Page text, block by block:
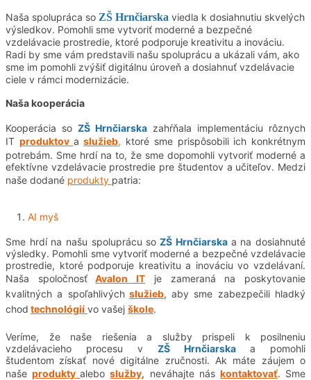
Naša spolupráca so ZŠ Hrnčiarska viedla k dosiahnutiu skvelých
výsledkov. Pomohli sme vytvoriť moderné a bezpečné
vzdelávacie prostredie, ktoré podporuje kreativitu a inováciu.
Radi by sme vám predstavili našu spoluprácu a ukázali vám, ako
sme im pomohli zvýšiť digitálnu úroveň a dosiahnuť vzdelávacie
ciele v rámci modernizácie.
Naša kooperácia
Kooperácia so ZŠ Hrnčiarska zahŕňala implementáciu rôznych
IT produktov aslužieb, ktoré sme prispôsobili ich konkrétnym
potrebám. Sme hrdí na to, že sme dopomohli vytvoriť moderné a
efektívne vzdelávacie prostredie pre študentov a učiteľov. Medzi
naše dodané produkty patria:
AI myš
Sme hrdí na našu spoluprácu so ZŠ Hrnčiarska a na dosiahnuté
výsledky. Pomohli sme vytvoriť moderné a bezpečné vzdelávacie
prostredie, ktoré podporuje kreativitu a inováciu vo vzdelávaní.
Naša spoločnosť
Avalon IT
je zameraná na poskytovanie
kvalitných a spoľahlivých služieb, aby sme zabezpečili hladký
chod technológií vo vašej škole.
Veríme, že naše riešenia a služby prispeli k posilneniu
vzdelávacieho procesu v ZŠ Hrnčiarska a pomohli
študentom získať nové digitálne zručnosti. Ak máte záujem o
našeprodukty aleboslužby, neváhajte nás kontaktovať. Sme